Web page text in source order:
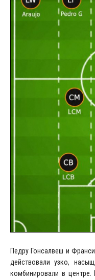
Педру Гонсалвеш и
действовали узко,
комбинировали в